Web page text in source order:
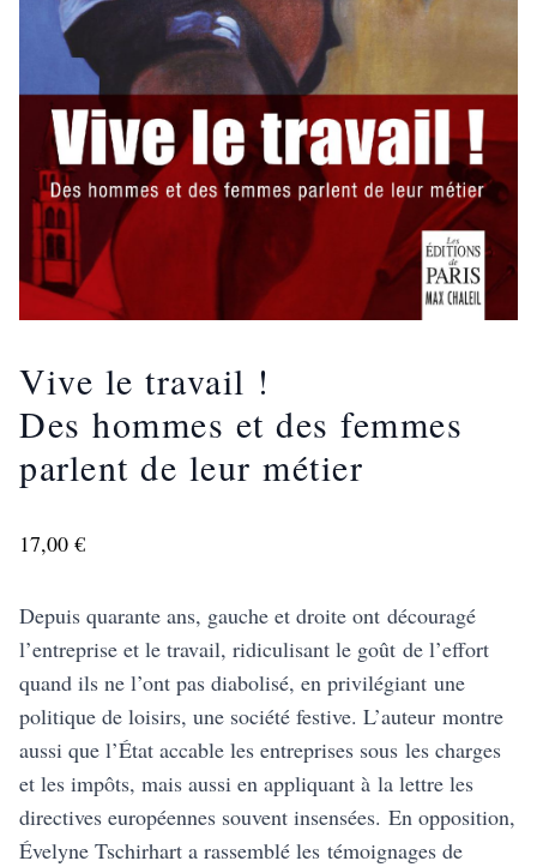
Vive le travail !
Des hommes et des femmes
parlent de leur métier
17,00 €
Depuis quarante ans, gauche et droite ont découragé
l’entreprise et le travail, ridiculisant le goût de l’effort
quand ils ne l’ont pas diabolisé, en privilégiant une
politique de loisirs, une société festive. L’auteur montre
aussi que l’État accable les entreprises sous les charges
et les impôts, mais aussi en appliquant à la lettre les
directives européennes souvent insensées. En opposition,
Évelyne Tschirhart a rassemblé les témoignages de